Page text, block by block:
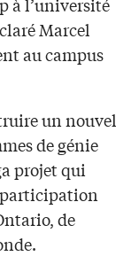
à l’université
Marcel
au campus
un nouvel
de génie
projet qui
de